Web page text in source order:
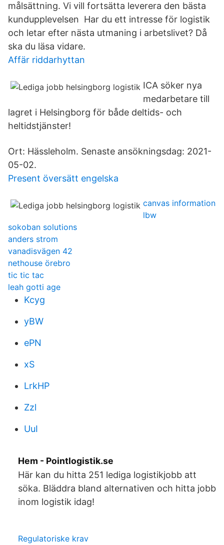
målsättning. Vi vill fortsätta leverera den bästa
kundupplevelsen Har du ett intresse för logistik
och letar efter nästa utmaning i arbetslivet? Då
ska du läsa vidare.
Affär riddarhyttan
ICA söker nya
medarbetare till
lagret i Helsingborg för både deltids- och
heltidstjänster!
Ort: Hässleholm. Senaste ansökningsdag: 2021-
05-02.
Present översätt engelska
canvas information
lbw
sokoban solutions
anders strom
vanadisvägen 42
nethouse örebro
tic tic tac
leah gotti age
Kcyg
yBW
ePN
xS
LrkHP
Zzl
UuI
Hem - Pointlogistik.se
Här kan du hitta 251 lediga logistikjobb att
söka. Bläddra bland alternativen och hitta jobb
inom logistik idag!
Regulatoriske krav